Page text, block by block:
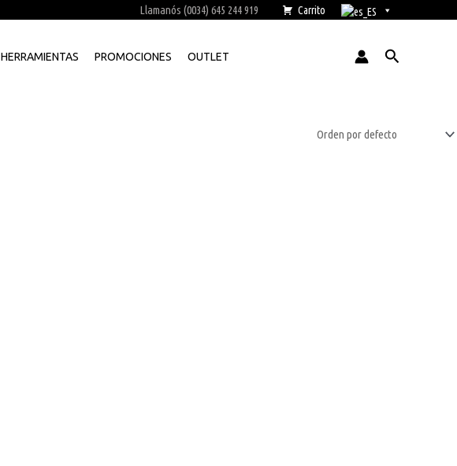
Llamanós (0034) 645 244 919 Carrito
HERRAMIENTAS PROMOCIONES OUTLET Buscar